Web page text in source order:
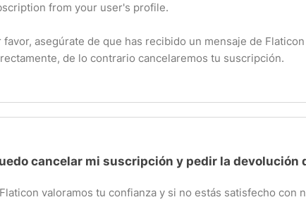
from your user's profile.
favor, asegúrate de que has recibido un mensaje de
de lo contrario cancelaremos tu suscripción.
cancelar mi suscripción y pedir la devolución
valoramos tu confianza y si no estás satisfecho